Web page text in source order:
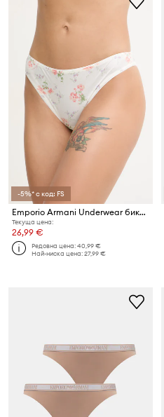
-5%* с код: FS
Emporio Armani Underwear бикини дамски
Текуща цена:
26,99 €
Редовна цена:40,99 €
Най-ниска цена:27,99 €